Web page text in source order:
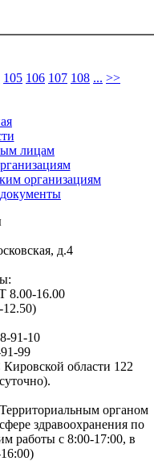
105 106 107 108 ... >>
лицам
организациям
д.4
8.00-16.00
91-10
99
области 122
органом
здравоохранения по
работы с 8:00-17:00, в